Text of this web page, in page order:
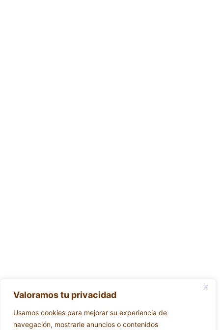
Valoramos tu privacidad
Usamos cookies para mejorar su experiencia de
navegación, mostrarle anuncios o contenidos